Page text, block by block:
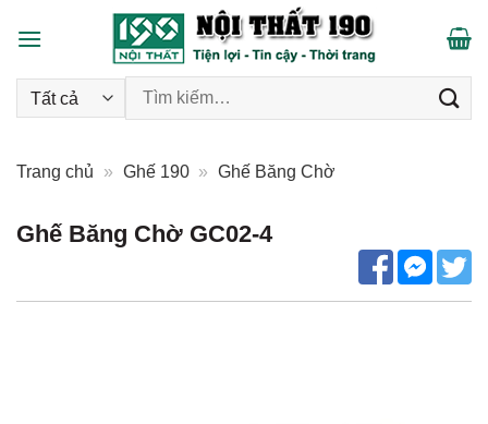
Tìm kiếm:
Trang chủ » Ghế 190 » Ghế Băng Chờ
Ghế Băng Chờ GC02-4